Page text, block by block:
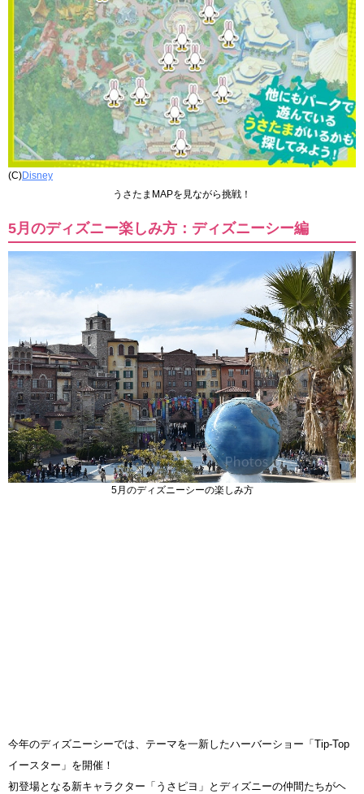
(C)Disney
うさたまMAPを見ながら挑戦！
5月のディズニー楽しみ方：ディズニーシー編
5月のディズニーシーの楽しみ方
今年のディズニーシーでは、テーマを一新したハーバーショー「Tip-Top
イースター」を開催！
初登場となる新キャラクター「うさピヨ」とディズニーの仲間たちがヘ